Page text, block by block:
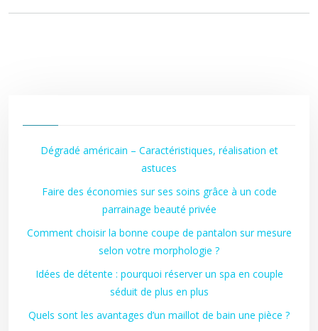
Dégradé américain – Caractéristiques, réalisation et
astuces
Faire des économies sur ses soins grâce à un code
parrainage beauté privée
Comment choisir la bonne coupe de pantalon sur mesure
selon votre morphologie ?
Idées de détente : pourquoi réserver un spa en couple
séduit de plus en plus
Quels sont les avantages d’un maillot de bain une pièce ?